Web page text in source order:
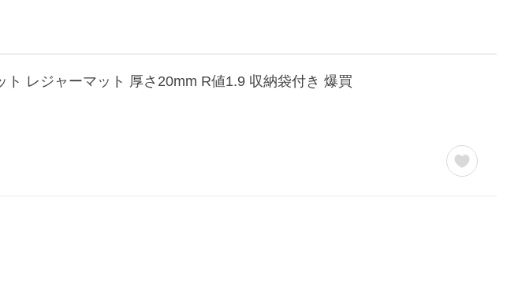
レジャーマット 厚さ20mm R値1.9 収納袋付き 爆買